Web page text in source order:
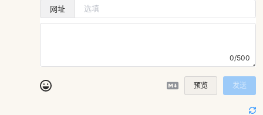
网址
0/500
预览 发送